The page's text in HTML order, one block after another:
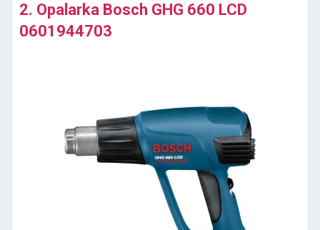
2. Opalarka Bosch GHG 660 LCD
0601944703